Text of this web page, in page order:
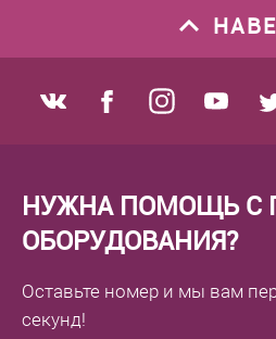
НУЖНА ПОМОЩЬ С
ОБОРУДОВАНИЯ?
Оставьте номер и мы вам
секунд!